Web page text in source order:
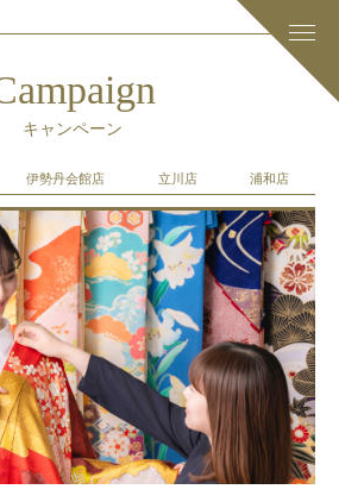
キャンペーン
伊勢丹会館店 立川店 浦和店